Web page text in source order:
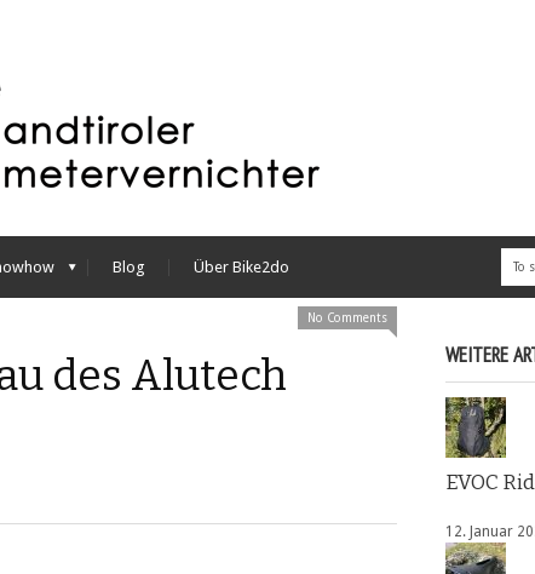
Blog Über Bike2do
No Comments
des Alutech
WEITERE
EVOC
12. Januar